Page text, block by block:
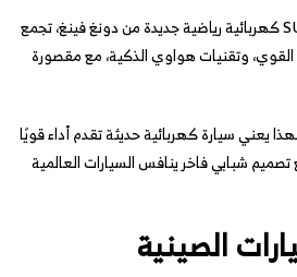
Voyah Chase S هي سيارة SUV كهربائية رياضية جديدة من دونغ فينغ، تجمع
القوي، وتقنيات هواوي الذكية، مع مقصورة
يعني سيارة كهربائية حديثة تقدم أداء قويًا
شبابي فاخر ينافس السيارات العالمية
الصينية